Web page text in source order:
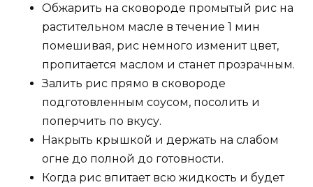
Обжарить на сковороде промытый рис на
растительном масле в течение 1 мин
помешивая, рис немного изменит цвет,
пропитается маслом и станет прозрачным.
Залить рис прямо в сковороде
подготовленным соусом, посолить и
поперчить по вкусу.
Накрыть крышкой и держать на слабом
огне до полной до готовности.
Когда рис впитает всю жидкость и будет